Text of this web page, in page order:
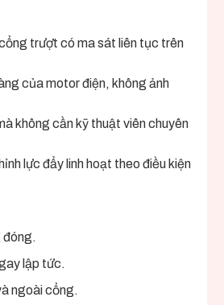
trượt có ma sát liên tục trên
của motor điện, không ảnh
không cần kỹ thuật viên chuyên
lực đẩy linh hoạt theo điều kiện
đóng.
lập tức.
ngoài cổng.